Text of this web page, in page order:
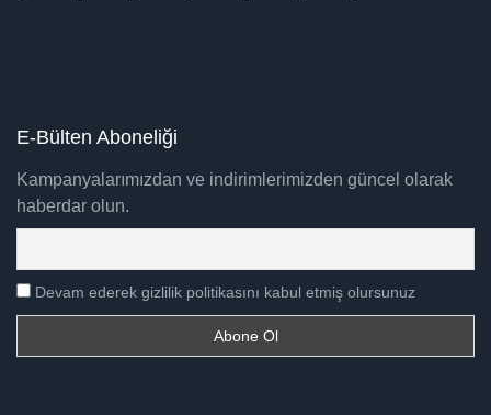
E-Bülten Aboneliği
Kampanyalarımızdan ve indirimlerimizden güncel olarak
haberdar olun.
Devam ederek gizlilik politikasını kabul etmiş olursunuz